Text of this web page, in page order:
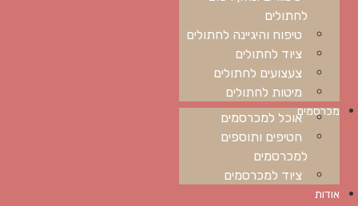
לחתולים
טיפוח והיגיינה לחתולים
ציוד לחתולים
צעצועים לחתולים
מיטות לחתולים
מכרסמיםאוכל למכרסמים
חטיפים ותוספים
למכרסמים
ציוד למכרסמים
אודות